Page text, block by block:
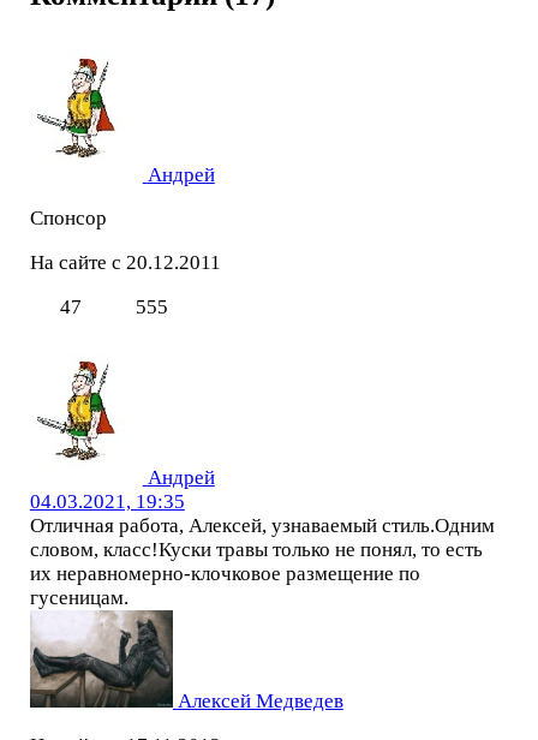
Андрей
Спонсор
На сайте с 20.12.2011
47
555
Андрей
04.03.2021, 19:35
Отличная работа, Алексей, узнаваемый стиль.Одним
словом, класс!Куски травы только не понял, то есть
их неравномерно-клочковое размещение по
гусеницам.
Алексей Медведев